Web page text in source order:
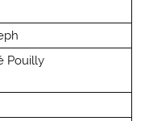
Pouilly